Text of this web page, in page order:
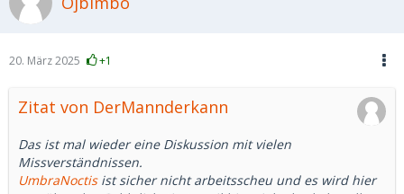
20. März 2025 +1
Zitat von DerMannderkann
Das ist mal wieder eine Diskussion mit vielen
Missverständnissen.
UmbraNoctisist sicher nicht arbeitsscheu und es wird hier